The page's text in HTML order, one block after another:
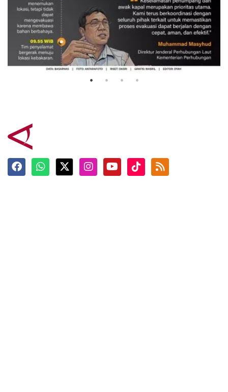
Evakuasi korban kebakaran KM
Mutiara Sentosa 2
3 Agustus 2026